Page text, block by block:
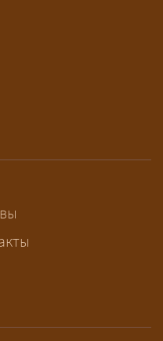
перевозка
стоимость
вес груза,
и машин
оформление
заявку
— логист